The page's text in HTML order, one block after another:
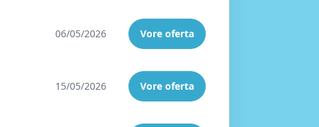
06/05/2026 Vore oferta
15/05/2026 Vore oferta